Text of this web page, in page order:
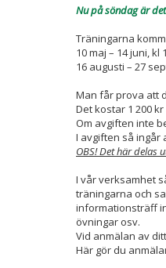
Nu på söndag är
Träningarna
10 maj – 14 juni, kl
16 augusti – 27
Man får prova att
Det kostar 1 200
Om avgiften inte
I avgiften så ingår
OBS! Det här delas
I vår verksamhet
träningarna och
informationsträff
övningar osv.
Vid anmälan av
Här gör du